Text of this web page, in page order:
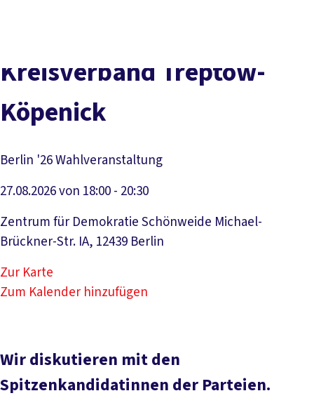
Service
Mitmachen
Kreisverband Treptow-
Köpenick
Berlin '26 Wahlveranstaltung
27.08.2026 von 18:00 - 20:30
Zentrum für Demokratie Schönweide Michael-
Brückner-Str. IA, 12439 Berlin
Zur Karte
Zum Kalender hinzufügen
Wir diskutieren mit den
Spitzenkandidatinnen der Parteien.